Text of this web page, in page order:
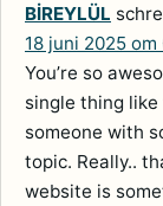
BİREYLÜL
18 juni 2025
You’re so
single thing
someone with
topic. Really..
website is